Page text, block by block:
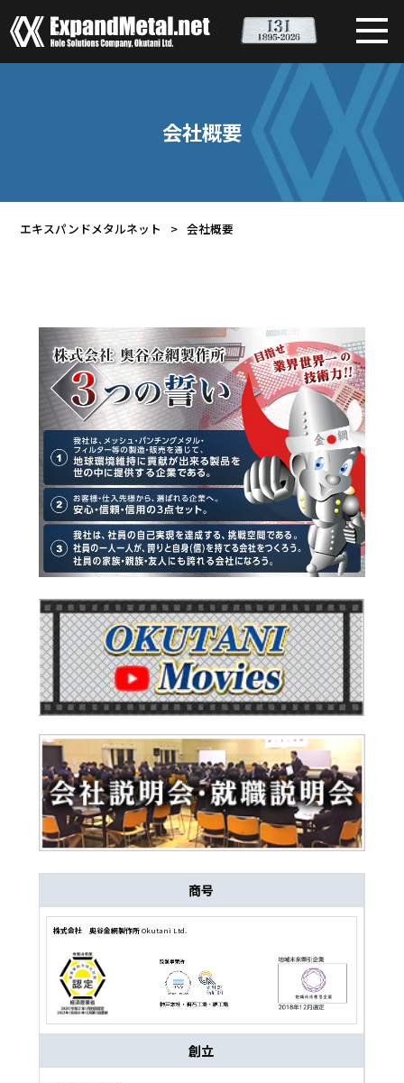
会社概要
エキスパンドメタルネット > 会社概要
商号
株式会社 奥谷金網製作所Okutani Ltd.
創立